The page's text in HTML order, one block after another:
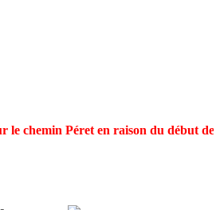
le chemin Péret en raison du début